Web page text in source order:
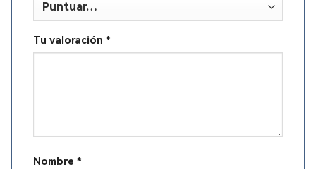
Tu valoración *
Nombre *